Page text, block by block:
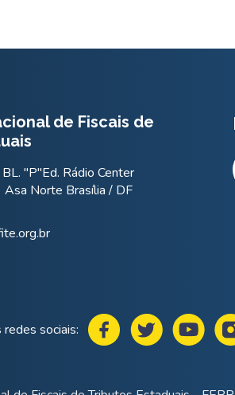
de Fiscais de
"P"Ed. Rádio Center
Norte Brasília / DF
redes sociais: